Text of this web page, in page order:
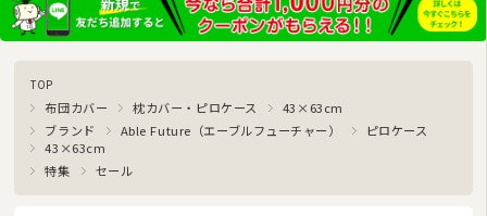
TOP
布団カバー 枕カバー・ピロケース
43×63cm
ブランド
Able Future（エーブルフューチャー）
ピロケース
43×63cm
特集
セール